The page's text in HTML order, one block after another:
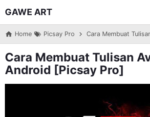
GAWE ART
Home Picsay Pro Cara Membuat Tulisan
Cara Membuat Tulisan
Android [Picsay Pro]